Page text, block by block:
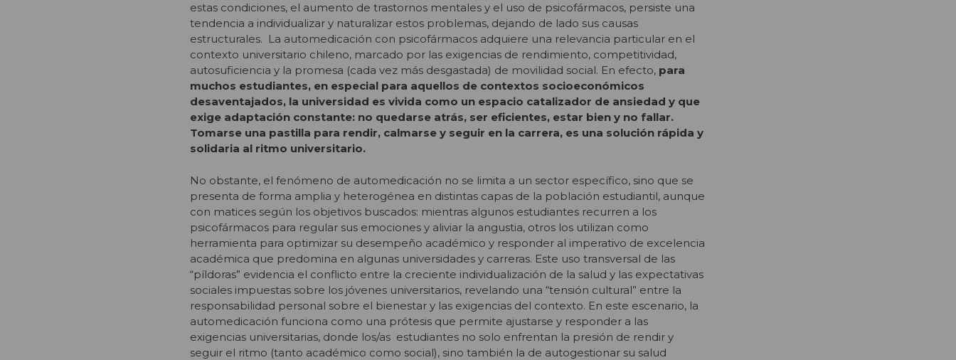
estas condiciones, el aumento de trastornos mentales y el uso de psicofármacos, persiste una
tendencia a individualizar y naturalizar estos problemas, dejando de lado sus causas
estructurales. La automedicación con psicofármacos adquiere una relevancia particular en el
contexto universitario chileno, marcado por las exigencias de rendimiento, competitividad,
autosuficiencia y la promesa (cada vez más desgastada) de movilidad social. En efecto, para
muchos estudiantes, en especial para aquellos de contextos socioeconómicos
desaventajados, la universidad es vivida como un espacio catalizador de ansiedad y que
exige adaptación constante: no quedarse atrás, ser eficientes, estar bien y no fallar.
Tomarse una pastilla para rendir, calmarse y seguir en la carrera, es una solución rápida y
solidaria al ritmo universitario.
No obstante, el fenómeno de automedicación no se limita a un sector específico, sino que se
presenta de forma amplia y heterogénea en distintas capas de la población estudiantil, aunque
con matices según los objetivos buscados: mientras algunos estudiantes recurren a los
psicofármacos para regular sus emociones y aliviar la angustia, otros los utilizan como
herramienta para optimizar su desempeño académico y responder al imperativo de excelencia
académica que predomina en algunas universidades y carreras. Este uso transversal de las
“píldoras” evidencia el conflicto entre la creciente individualización de la salud y las expectativas
sociales impuestas sobre los jóvenes universitarios, revelando una “tensión cultural” entre la
responsabilidad personal sobre el bienestar y las exigencias del contexto. En este escenario, la
automedicación funciona como una prótesis que permite ajustarse y responder a las
exigencias universitarias, donde los/as estudiantes no solo enfrentan la presión de rendir y
seguir el ritmo (tanto académico como social), sino también la de autogestionar su salud